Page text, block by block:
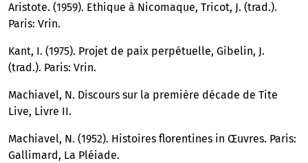
Aristote. (1959). Ethique à Nicomaque, Tricot, J. (trad.).
Paris: Vrin.
Kant, I. (1975). Projet de paix perpétuelle, Gibelin, J.
(trad.). Paris: Vrin.
Machiavel, N. Discours sur la première décade de Tite
Live, Livre II.
Machiavel, N. (1952). Histoires florentines in Œuvres. Paris:
Gallimard, La Pléiade.